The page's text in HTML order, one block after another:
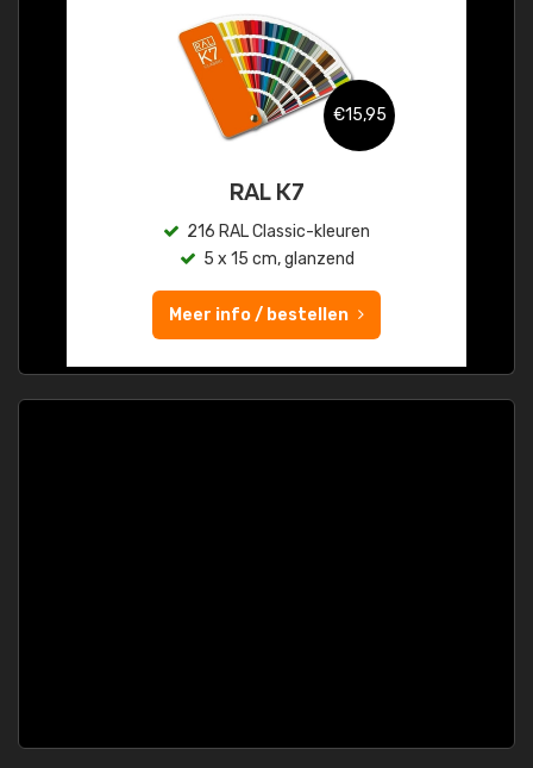
€15,95
RAL K7
216 RAL Classic-kleuren
5 x 15 cm, glanzend
Meer info / bestellen